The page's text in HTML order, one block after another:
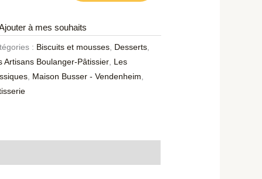
à mes souhaits
: Biscuits et mousses, Desserts,
Artisans Boulanger-Pâtissier, Les
, Maison Busser - Vendenheim,